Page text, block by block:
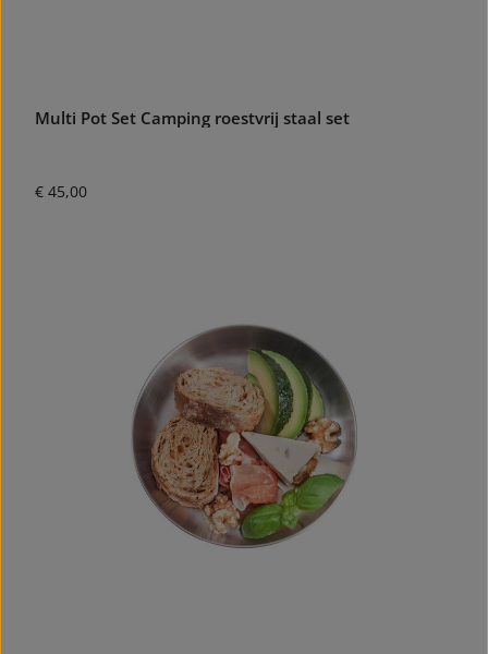
Multi Pot Set Camping roestvrij staal set
Normale prijs:
€ 45,00